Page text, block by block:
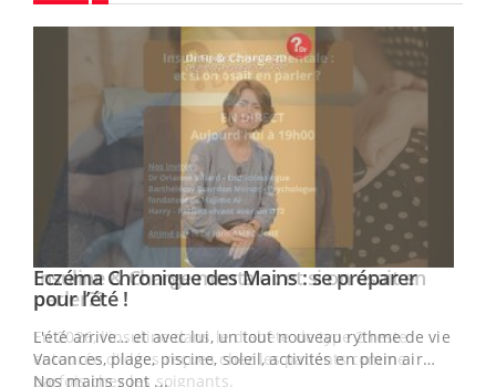
Youtube
Eczéma Chronique des Mains : se préparer
pour l’été !Youtube
L'été arrive… et avec lui, un tout nouveau rythme de vie !
Vacances, plage, piscine, soleil, activités en plein air…
Nos mains sont ...